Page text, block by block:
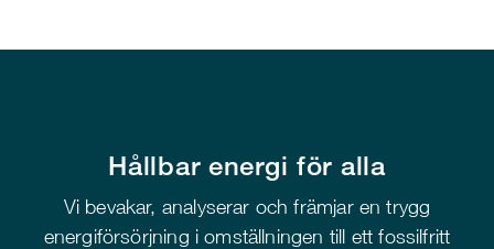
Hållbar energi för alla
Vi bevakar, analyserar och främjar en trygg
energiförsörjning i omställningen till ett fossilfritt